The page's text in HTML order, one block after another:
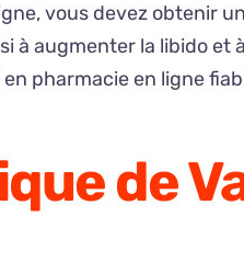
vous devez obtenir
à augmenter la libido et
pharmacie en ligne
de